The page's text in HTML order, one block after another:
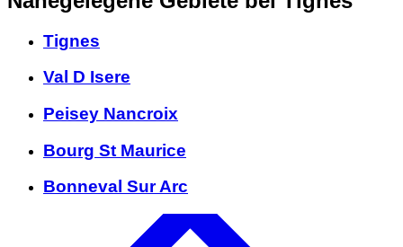
Tignes
Val D Isere
Peisey Nancroix
Bourg St Maurice
Bonneval Sur Arc